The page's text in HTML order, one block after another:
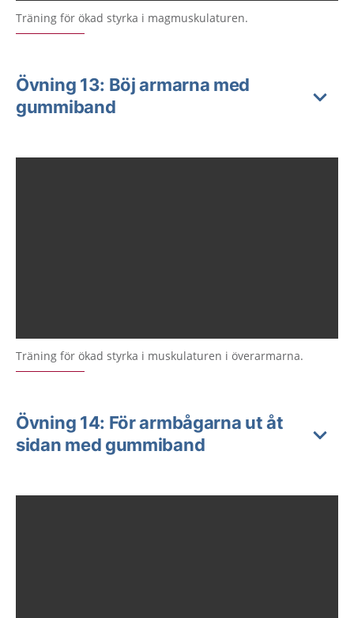
Träning för ökad styrka i magmuskulaturen.
Övning 13: Böj armarna med
gummiband
Träning för ökad styrka i muskulaturen i överarmarna.
Övning 14: För armbågarna ut åt
sidan med gummiband